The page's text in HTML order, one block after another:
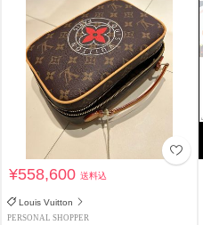
¥558,600送料込
Louis Vuitton
PERSONAL SHOPPER